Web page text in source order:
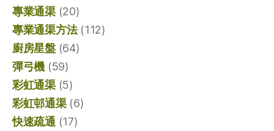
專業通渠(20)
專業通渠方法(112)
廚房星盤(64)
彈弓機 (59)
彩虹通渠(5)
彩虹邨通渠(6)
快速疏通 (17)